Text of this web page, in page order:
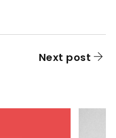
Next post